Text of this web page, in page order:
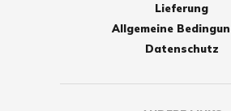
Lieferung
Allgemeine
Datenschutz